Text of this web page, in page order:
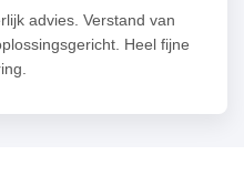
advies. Verstand van
Heel fijne